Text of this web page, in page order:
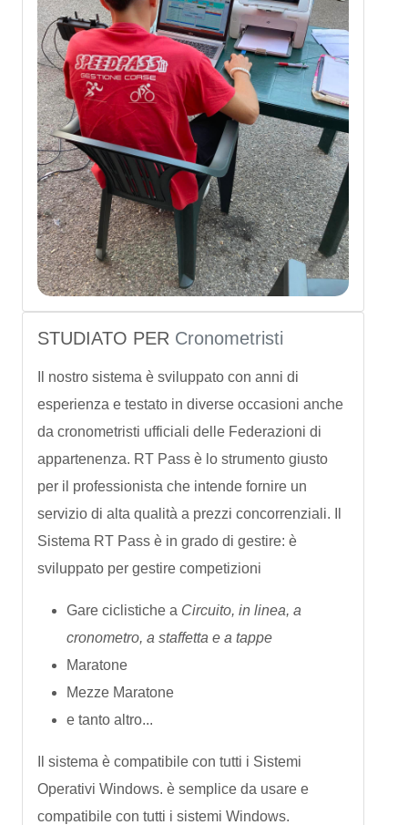
STUDIATO PER Cronometristi
Il nostro sistema è sviluppato con anni di
esperienza e testato in diverse occasioni anche
da cronometristi ufficiali delle Federazioni di
appartenenza. RT Pass è lo strumento giusto
per il professionista che intende fornire un
servizio di alta qualità a prezzi concorrenziali. Il
Sistema RT Pass è in grado di gestire: è
sviluppato per gestire competizioni
Gare ciclistiche a Circuito, in linea, a
cronometro, a staffetta e a tappe
Maratone
Mezze Maratone
e tanto altro...
Il sistema è compatibile con tutti i Sistemi
Operativi Windows. è semplice da usare e
compatibile con tutti i sistemi Windows.